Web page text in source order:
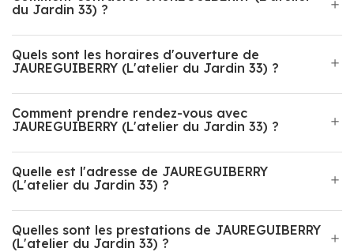
du Jardin 33) ?
Quels sont les horaires d'ouverture de
JAUREGUIBERRY (L'atelier du Jardin 33) ?
Comment prendre rendez-vous avec
JAUREGUIBERRY (L'atelier du Jardin 33) ?
Quelle est l'adresse de JAUREGUIBERRY
(L'atelier du Jardin 33) ?
Quelles sont les prestations de JAUREGUIBERRY
(L'atelier du Jardin 33) ?